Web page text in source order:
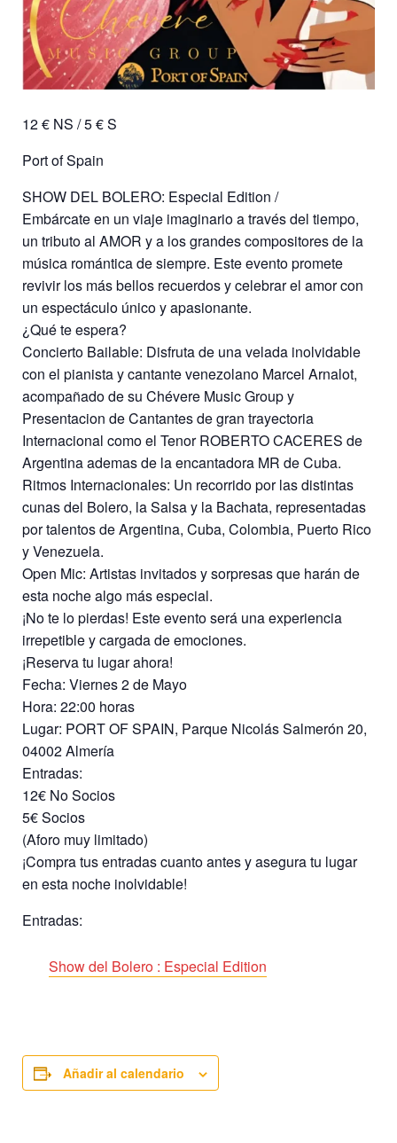
12 € NS / 5 € S
Port of Spain
SHOW DEL BOLERO: Especial Edition /
Embárcate en un viaje imaginario a través del tiempo,
un tributo al AMOR y a los grandes compositores de la
música romántica de siempre. Este evento promete
revivir los más bellos recuerdos y celebrar el amor con
un espectáculo único y apasionante.
¿Qué te espera?
Concierto Bailable: Disfruta de una velada inolvidable
con el pianista y cantante venezolano Marcel Arnalot,
acompañado de su Chévere Music Group y
Presentacion de Cantantes de gran trayectoria
Internacional como el Tenor ROBERTO CACERES de
Argentina ademas de la encantadora MR de Cuba.
Ritmos Internacionales: Un recorrido por las distintas
cunas del Bolero, la Salsa y la Bachata, representadas
por talentos de Argentina, Cuba, Colombia, Puerto Rico
y Venezuela.
Open Mic: Artistas invitados y sorpresas que harán de
esta noche algo más especial.
¡No te lo pierdas! Este evento será una experiencia
irrepetible y cargada de emociones.
¡Reserva tu lugar ahora!
Fecha: Viernes 2 de Mayo
Hora: 22:00 horas
Lugar: PORT OF SPAIN, Parque Nicolás Salmerón 20,
04002 Almería
Entradas:
12€ No Socios
5€ Socios
(Aforo muy limitado)
¡Compra tus entradas cuanto antes y asegura tu lugar
en esta noche inolvidable!
Entradas:
Show del Bolero : Especial Edition
Añadir al calendario